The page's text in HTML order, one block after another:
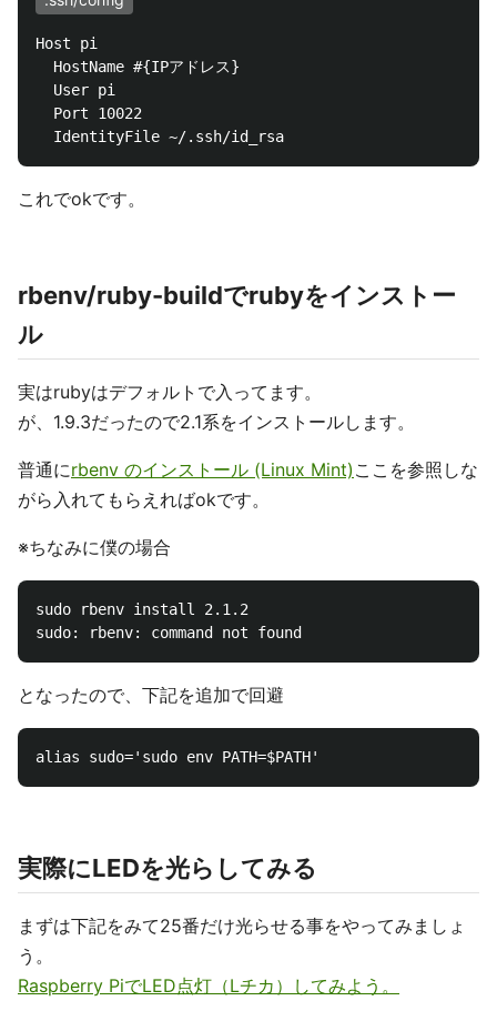
Host pi
  HostName #{IPアドレス}
  User pi
これでokです。
rbenv/ruby-buildでrubyをインストー
ル
実はrubyはデフォルトで入ってます。
が、1.9.3だったので2.1系をインストールします。
普通にrbenv のインストール (Linux Mint) ここを参照しな
がら入れてもらえればokです。
※ちなみに僕の場合
sudo rbenv install 2.1.2
となったので、下記を追加で回避
実際にLEDを光らしてみる
まずは下記をみて25番だけ光らせる事をやってみましょ
う。
Raspberry PiでLED点灯（Lチカ）してみよう。